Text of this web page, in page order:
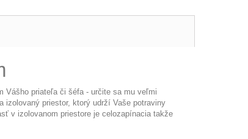
Vášho priateľa či šéfa - určite sa mu veľmi
izolovaný priestor, ktorý udrží Vaše potraviny
v izolovanom priestore je celozapínacia takže